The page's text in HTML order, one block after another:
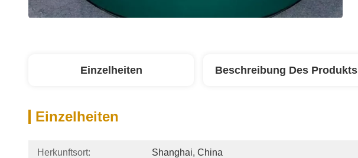
Einzelheiten Beschreibung Des Produkts
Einzelheiten
Herkunftsort: Shanghai, China